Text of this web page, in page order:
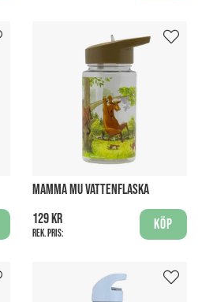
MAMMA MU VATTENFLASKA
129 kr
Rek. pris:
Köp